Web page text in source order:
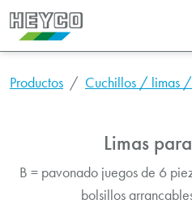
Productos Cuchillos / limas /
Limas
B = pavonado juegos de 6
bolsillos